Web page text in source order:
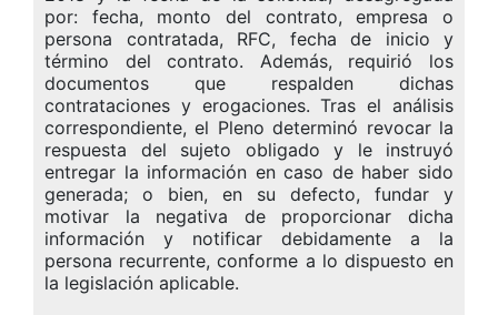
por: fecha, monto del contrato, empresa o
persona contratada, RFC, fecha de inicio y
término del contrato. Además, requirió los
documentos que respalden dichas
contrataciones y erogaciones. Tras el análisis
correspondiente, el Pleno determinó revocar la
respuesta del sujeto obligado y le instruyó
entregar la información en caso de haber sido
generada; o bien, en su defecto, fundar y
motivar la negativa de proporcionar dicha
información y notificar debidamente a la
persona recurrente, conforme a lo dispuesto en
la legislación aplicable.